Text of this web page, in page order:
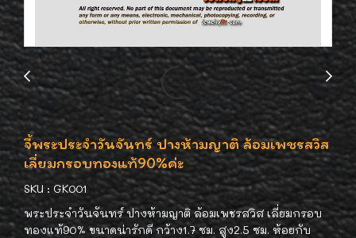
จี้พระประจำวันจันทร์ ปางห้ามญาติ ล้อมเพชรสวิส
เลี่ยมกรอบทองแท้90%ค่ะ
SKU : GK001
พระประจำวันจันทร์ ปางห้ามญาติ ล้อมเพชรสวิส เลี่ยมกรอบ
ทองแท้90% ขนาดน่ารักดี กว้าง1.7 ซม. สูง2.5 ซม. ห้อยกับ